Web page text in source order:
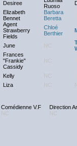
Desiree
Ruoso
Elizabeth
Bennet
Barbara
Beretta
Agent
Strawberry
Fields
Chloé
Berthier
June NC
Frances
"Frankie"
Cassidy
NC
Kelly NC
Liza NC
Comédienne V.F
Direction
NC NC